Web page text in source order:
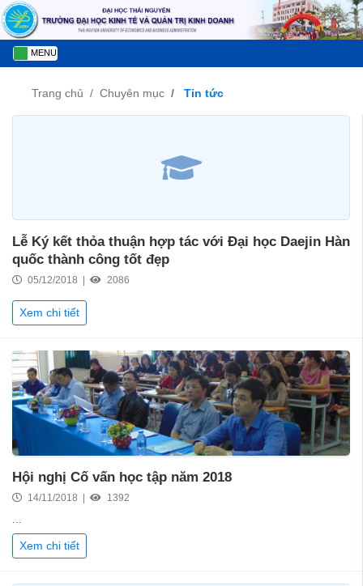
MENU
Trang chủ Chuyên mục Tin tức
Lễ Ký kết thỏa thuận hợp tác với Đại học Daejin Hàn
quốc thành công tốt đẹp
05/12/2018 | 2086
Xem chi tiết
Hội nghị Cố vấn học tập năm 2018
14/11/2018 | 1392
...
Xem chi tiết